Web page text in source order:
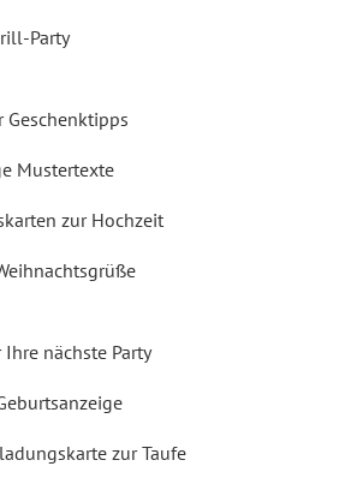
Party
Geschenktipps
Mustertexte
zur Hochzeit
nächste Party
zur Taufe